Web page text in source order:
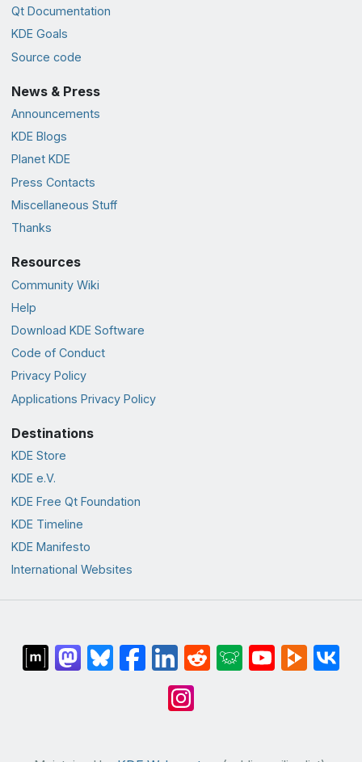
Qt Documentation
KDE Goals
Source code
News & Press
Announcements
KDE Blogs
Planet KDE
Press Contacts
Miscellaneous Stuff
Thanks
Resources
Community Wiki
Help
Download KDE Software
Code of Conduct
Privacy Policy
Applications Privacy Policy
Destinations
KDE Store
KDE e.V.
KDE Free Qt Foundation
KDE Timeline
KDE Manifesto
International Websites